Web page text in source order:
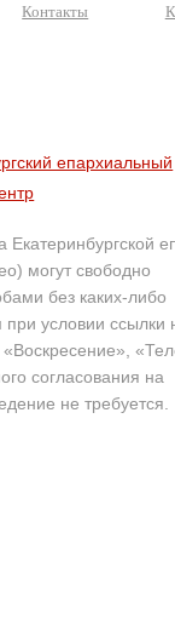
Контакты
епархиальный
могут свободно
без каких-либо
условии ссылки
согласования на
не требуется.